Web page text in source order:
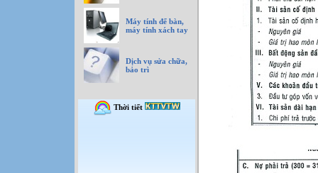
Máy tính để bàn,
máy tính xách tay
Dịch vụ sửa chữa,
bảo trì